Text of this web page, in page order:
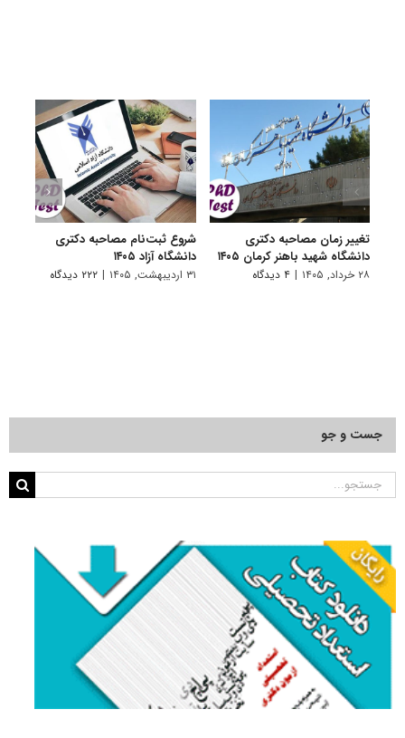
تغییر زمان مصاحبه دکتری
دانشگاه شهید باهنر کرمان ۱۴۰۵
۲۸ خرداد, ۱۴۰۵ | ۴ دیدگاه
شروع ثبت‌نام مصاحبه دکتری
دانشگاه آزاد ۱۴۰۵
۳۱ اردیبهشت, ۱۴۰۵ | ۲۲۲ دیدگاه
جست و جو
جستجو